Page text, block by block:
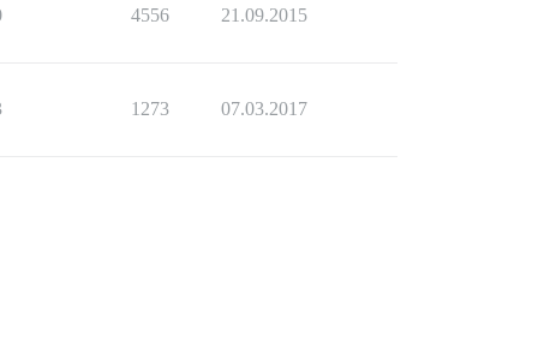
4556 21.09.2015
1273 07.03.2017